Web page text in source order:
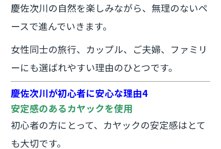
慶佐次川の自然を楽しみながら、無理のないペ
ースで進んでいきます。
女性同士の旅行、カップル、ご夫婦、ファミリ
ーにも選ばれやすい理由のひとつです。
慶佐次川が初心者に安心な理由4
安定感のあるカヤックを使用
初心者の方にとって、カヤックの安定感はとて
も大切です。